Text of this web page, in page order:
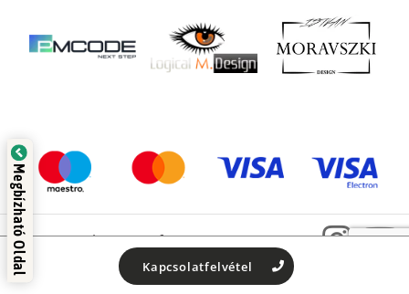
Kapcsolatfelvétel
© 2022 -Halcatraz Kft.
Megbízható Oldal